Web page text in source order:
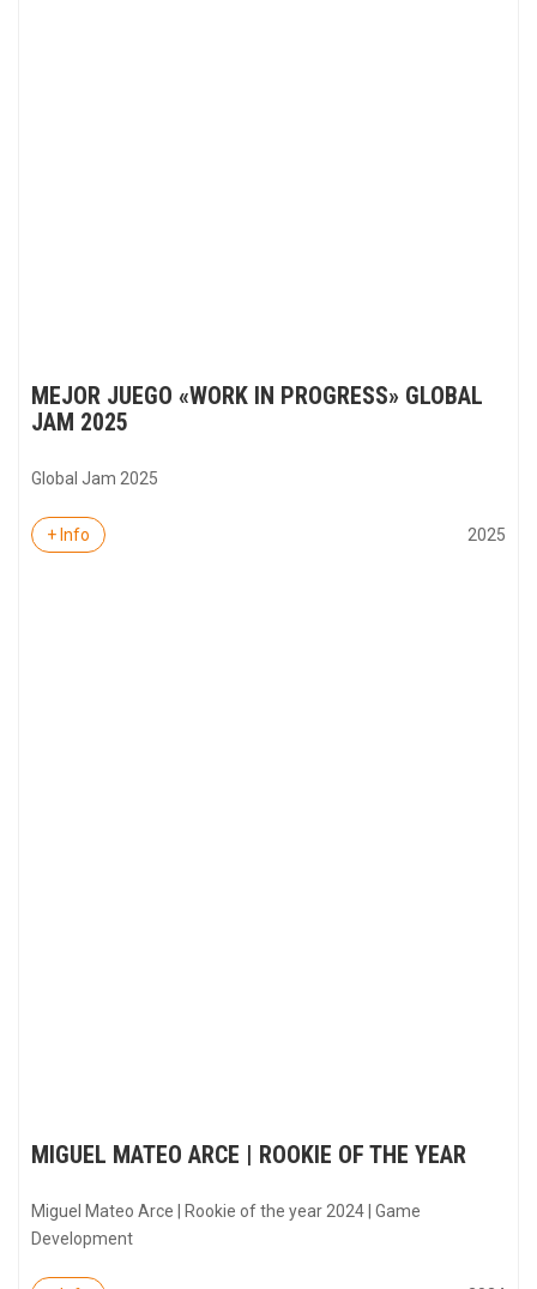
MEJOR JUEGO «WORK IN PROGRESS» GLOBAL
JAM 2025
Global Jam 2025
+ Info 2025
MIGUEL MATEO ARCE | ROOKIE OF THE YEAR
Miguel Mateo Arce | Rookie of the year 2024 | Game
Development